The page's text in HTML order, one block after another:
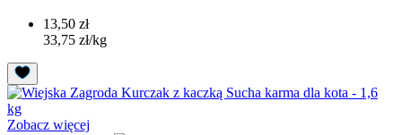
13,50 zł
33,75 zł/kg
Zobacz więcej